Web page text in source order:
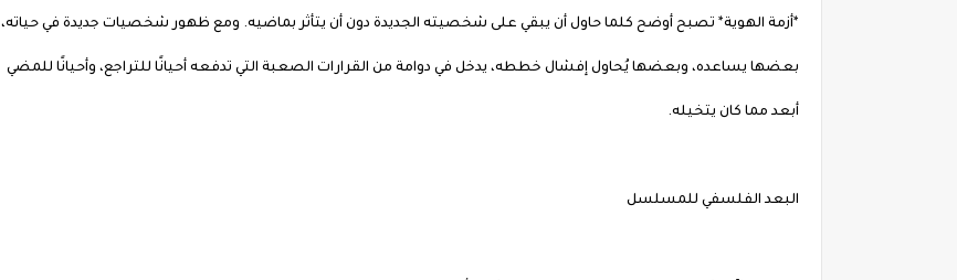
*أزمة الهوية* تصبح أوضح كلما حاول أن يبقي على شخصيته الجديدة دون أن يتأثر بماضيه. ومع ظهور شخصيات جديدة في حياته،
بعضها يساعده، وبعضها يُحاول إفشال خططه، يدخل في دوامة من القرارات الصعبة التي تدفعه أحيانًا للتراجع، وأحيانًا للمضي
أبعد مما كان يتخيله.
البعد الفلسفي للمسلسل